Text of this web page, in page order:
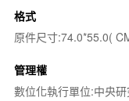
格式
原件尺寸:74.0*55.0(
管理權
數位化執行單位:中央